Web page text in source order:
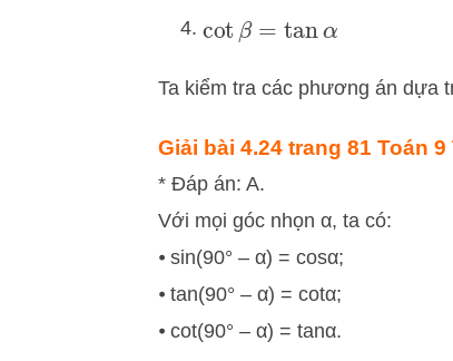
cotβ=tanα
Ta kiểm tra các phương án dựa
Giải bài 4.24 trang 81 Toán
* Đáp án: A.
Với mọi góc nhọn α, ta có:
⦁ sin(90° – α) = cosα;
⦁ tan(90° – α) = cotα;
⦁ cot(90° – α) = tanα.